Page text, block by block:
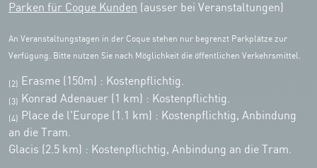
Parken für Coque Kunden (ausser bei Veranstaltungen)
An Veranstaltungstagen in der Coque stehen nur begrenzt Parkplätze zur
Verfügung. Bitte nutzen Sie nach Möglichkeit die öffentlichen Verkehrsmittel.
(2) Erasme (150m) : Kostenpflichtig.
(3) Konrad Adenauer (1 km) : Kostenpflichtig.
(4)
Place de l'Europe (1.1 km) : Kostenpflichtig, Anbindung
an die Tram.
Glacis (2.5 km) : Kostenpflichtig, Anbindung an die Tram.